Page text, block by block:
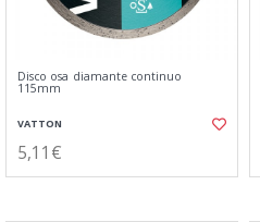
Disco osa diamante continuo
115mm
VATTON
5,11€